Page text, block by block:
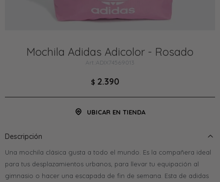
Mochila Adidas Adicolor - Rosado
ADIX74569013
$ 2.390
UBICAR EN TIENDA
Descripción
Una mochila clásica gusta a todo el mundo. Es la compañera ideal
para tus desplazamientos urbanos, para llevar tu equipación al
gimnasio o hacer una escapada de fin de semana. Esta de adidas